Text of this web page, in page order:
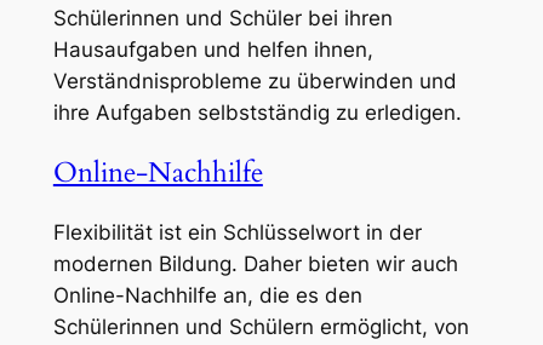
Schülerinnen und Schüler bei ihren
Hausaufgaben und helfen ihnen,
Verständnisprobleme zu überwinden und
ihre Aufgaben selbstständig zu erledigen.
Online-Nachhilfe
Flexibilität ist ein Schlüsselwort in der
modernen Bildung. Daher bieten wir auch
Online-Nachhilfe an, die es den
Schülerinnen und Schülern ermöglicht, von